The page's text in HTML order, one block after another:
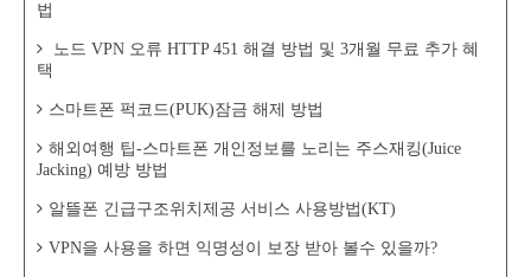
법
노드 VPN 오류 HTTP 451 해결 방법 및 3개월 무료 추가 혜
택
스마트폰 퍽코드(PUK)잠금 해제 방법
해외여행 팁-스마트폰 개인정보를 노리는 주스재킹(Juice
Jacking) 예방 방법
알뜰폰 긴급구조위치제공 서비스 사용방법(KT)
VPN을 사용을 하면 익명성이 보장 받아 볼수 있을까?